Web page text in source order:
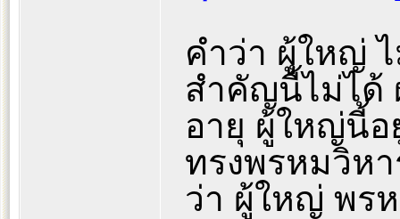
คำว่า ผู้ใหญ่
สำคัญนี้ไม่ได้
อายุ ผู้ใหญ่นี้
ทรงพรหมวิห
ว่า ผู้ใหญ่ พร